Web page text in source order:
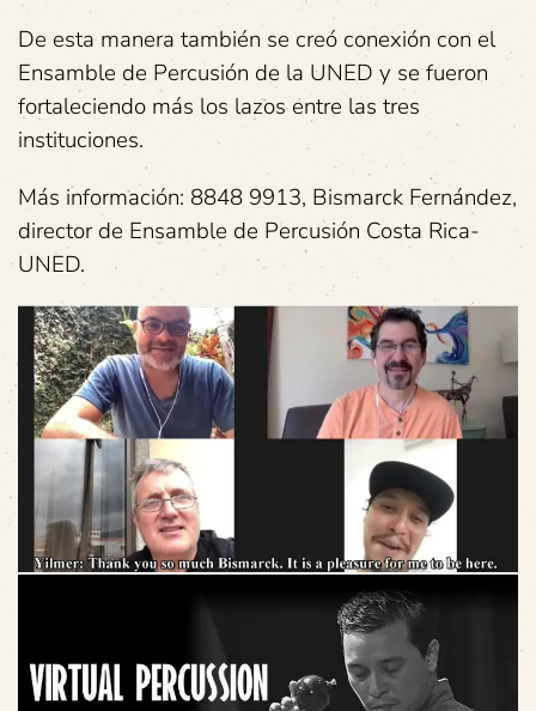
De esta manera también se creó conexión con el
Ensamble de Percusión de la UNED y se fueron
fortaleciendo más los lazos entre las tres
instituciones.
Más información: 8848 9913, Bismarck Fernández,
director de Ensamble de Percusión Costa Rica-
UNED.